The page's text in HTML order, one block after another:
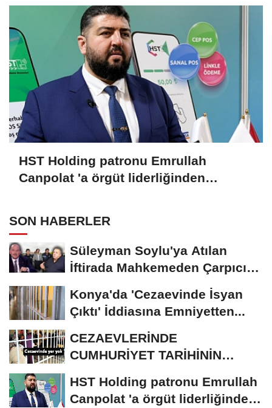
HST Holding patronu Emrullah
Canpolat 'a örgüt liderliğinden
SON HABERLER
Süleyman Soylu'ya Atılan
İftirada Mahkemeden Çarpıcı
Konya'da 'Cezaevinde İsyan
Çıktı' İddiasına Emniyetten...
CEZAEVLERİNDE
CUMHURİYET TARİHİNİN
KİŞİ...
HST Holding patronu Emrullah
Canpolat 'a örgüt liderliğinden